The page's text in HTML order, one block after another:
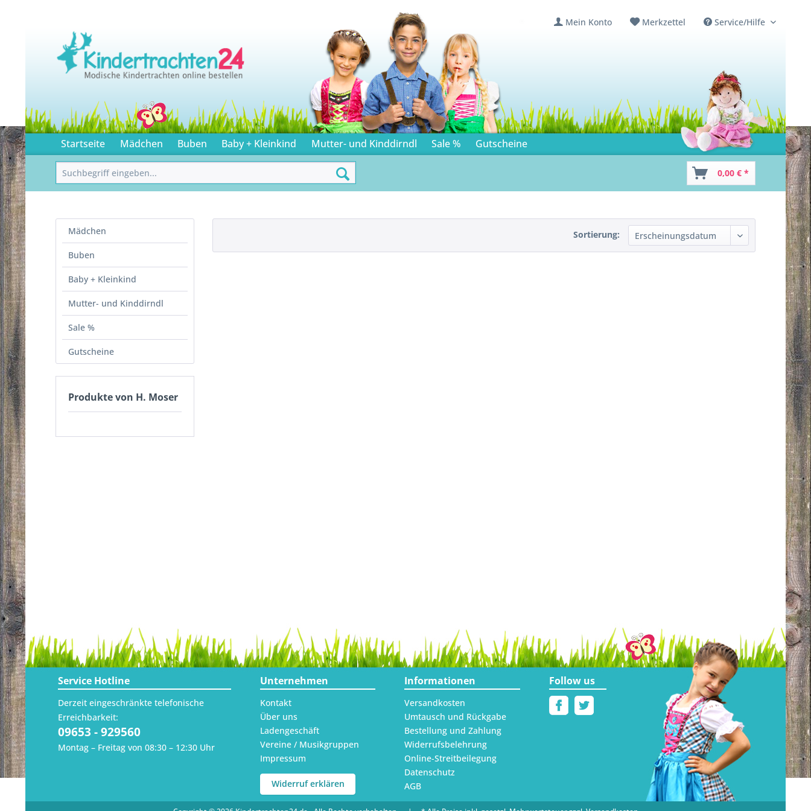
Mein Konto Merkzettel Service/Hilfe
Startseite Mädchen Buben Baby + Kleinkind Mutter- und Kinddirndl Sale % Gutscheine
0,00 € *
Mädchen
Buben
Baby + Kleinkind
Mutter- und Kinddirndl
Sale %
Gutscheine
Produkte von H. Moser
Sortierung:
Service Hotline
Derzeit eingeschränkte telefonische
Erreichbarkeit:
09653 - 929560
Montag – Freitag von 08:30 – 12:30 Uhr
Unternehmen
Kontakt
Über uns
Ladengeschäft
Vereine / Musikgruppen
Impressum
Widerruf erklären
Informationen
Versandkosten
Umtausch und Rückgabe
Bestellung und Zahlung
Widerrufsbelehrung
Online-Streitbeilegung
Datenschutz
AGB
Follow us